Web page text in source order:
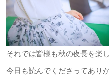
それでは皆様も秋の夜長を楽
今日も読んでくださってあり